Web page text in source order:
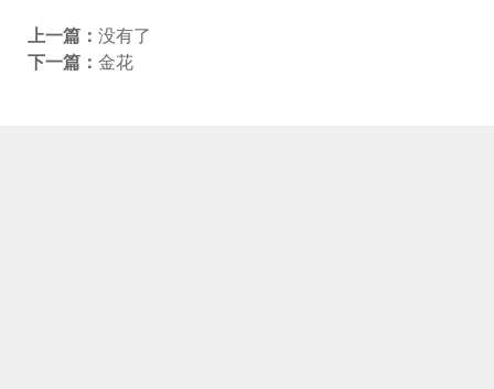
上一篇： 没有了
下一篇： 金花